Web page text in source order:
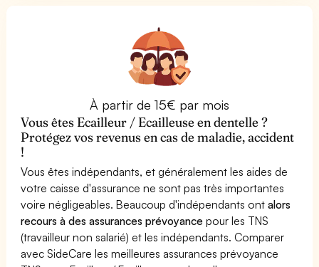
À partir de 15€ par mois
Vous êtes Ecailleur / Ecailleuse en dentelle ?
Protégez vos revenus en cas de maladie, accident
!
Vous êtes indépendants, et généralement les aides de
votre caisse d'assurance ne sont pas très importantes
voire négligeables. Beaucoup d'indépendants ontalors
recours à des assurances prévoyance pour les TNS
(travailleur non salarié) et les indépendants. Comparer
avec SideCare les meilleures assurances prévoyance